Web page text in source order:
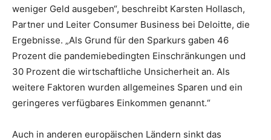
weniger Geld ausgeben“, beschreibt Karsten Hollasch,
Partner und Leiter Consumer Business bei Deloitte, die
Ergebnisse. „Als Grund für den Sparkurs gaben 46
Prozent die pandemiebedingten Einschränkungen und
30 Prozent die wirtschaftliche Unsicherheit an. Als
weitere Faktoren wurden allgemeines Sparen und ein
geringeres verfügbares Einkommen genannt.“
Auch in anderen europäischen Ländern sinkt das